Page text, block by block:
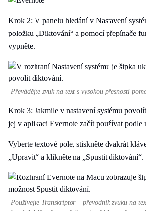
Krok 2: V panelu hledání v Nastavení
položku „Diktování“ a pomocí přepínače
vypněte.
Převádějte zvuk na text s vysokou přesností
Krok 3: Jakmile v nastavení systému
jej v aplikaci Evernote začít používat podle
Vyberte textové pole, stiskněte dvakrát
„Upravit“ a klikněte na „Spustit diktování“.
Používejte Transkriptor – převodník zvuku na